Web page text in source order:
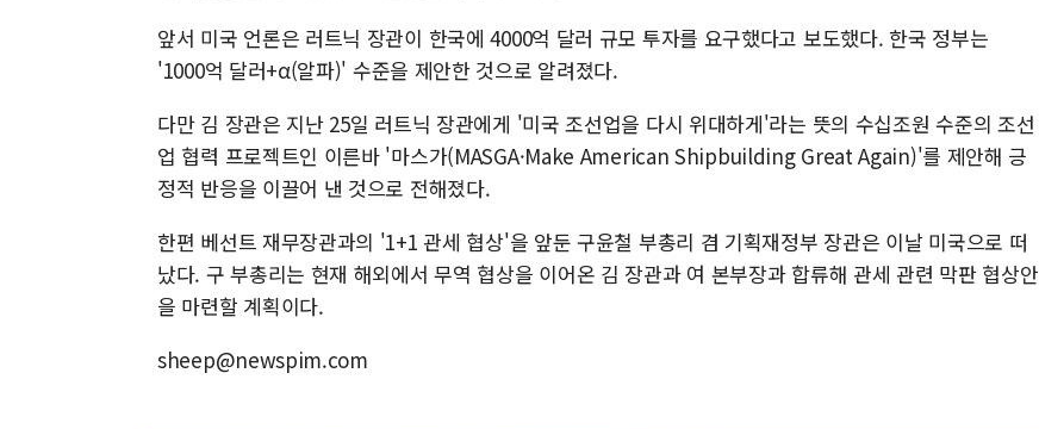
앞서 미국 언론은 러트닉 장관이 한국에 4000억 달러 규모 투자를 요구했다고 보도했다. 한국 정부는
'1000억 달러+α(알파)' 수준을 제안한 것으로 알려졌다.
다만 김 장관은 지난 25일 러트닉 장관에게 '미국 조선업을 다시 위대하게'라는 뜻의 수십조원 수준의 조선
업 협력 프로젝트인 이른바 '마스가(MASGA·Make American Shipbuilding Great Again)'를 제안해 긍
정적 반응을 이끌어 낸 것으로 전해졌다.
한편 베선트 재무장관과의 '1+1 관세 협상'을 앞둔 구윤철 부총리 겸 기획재정부 장관은 이날 미국으로 떠
났다. 구 부총리는 현재 해외에서 무역 협상을 이어온 김 장관과 여 본부장과 합류해 관세 관련 막판 협상안
을 마련할 계획이다.
sheep@newspim.com